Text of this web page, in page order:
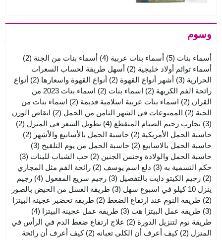
وسوم
أسماء بنات (5) أسماء بنات عربية (4) أسماء بنات من الجنة (2)
أسماء توائم أولاد خليجية (2)
أسهل طريقة لحساب السعرات
الحرارية (3) أشهر أنواع القهوة (2) أنواع القهوة واسعارها (2)
أنواع
رائحة الفم الكريهة (2) اسماء بنات (2)
اسماء بنات 2023 من
القران (2) اسماء بنات عربية اسلامية قديمة (2)
اسماء بنات من
الجنة (2) الممنوعات في الشهر الثامن من الحمل (2)
انقاص الوزن
(3)
تجارب رجيم الصيام المتقطع (4) تطويل الشعر في المنزل (2)
حاسبة الحمل الأمريكية (2) حاسبة الحمل بالأسابيع والأشهر (2)
حاسبة الحمل بالاسابيع (2) حاسبة الحمل من يوم التلقيح (3)
حاسبة الحمل والولادة وجنس الجنين (2) حب الشباب للبنات (3)
حكم التسمية به (3) دلع اسم يوسف (2)
رائحة الفم مثل المجاري
(2)
رجيم الكيتو دايت بالتفصيل (3) رجيم سريع المفعول (4)
رجيم
ينزل 10 كيلو في اسبوع سهل
(3)
طريقة الغسل من الحيض بالصور
(2)
طريقة النوم عند ارتفاع الضغط (2)
طريقة تحضير عجينة البيتزا
(3)
طريقة عمل البيتزا هت (3) طريقة عمل عجينة البيتزا (4)
طريقة نوم لتنزيل الدورة (2)
علاج ارتفاع ضغط الدم في الرأس في
المنزل (2) كيف أعرف أن الكلى تعبانه (2)
كيف أعرف أن رائحة